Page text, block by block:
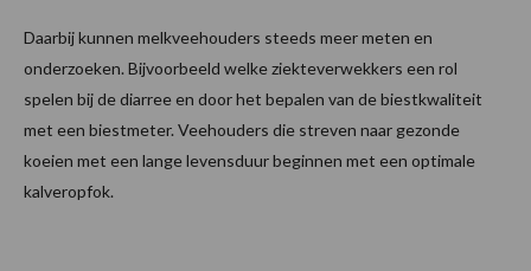
Daarbij kunnen melkveehouders steeds meer meten en
onderzoeken. Bijvoorbeeld welke ziekteverwekkers een rol
spelen bij de diarree en door het bepalen van de biestkwaliteit
met een biestmeter. Veehouders die streven naar gezonde
koeien met een lange levensduur beginnen met een optimale
kalveropfok.